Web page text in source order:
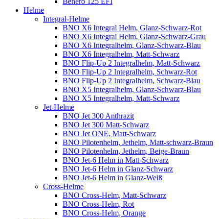
Helme
Integral-Helme
BNO X6 Integral Helm, Glanz-Schwarz-Rot
BNO X6 Integral Helm, Glanz-Schwarz-Grau
BNO X6 Integralhelm, Glanz-Schwarz-Blau
BNO X6 Integralhelm, Matt-Schwarz
BNO Flip-Up 2 Integralhelm, Matt-Schwarz
BNO Flip-Up 2 Integralhelm, Schwarz-Rot
BNO Flip-Up 2 Integralhelm, Schwarz-Blau
BNO X5 Integralhelm, Glanz-Schwarz-Blau
BNO X5 Integralhelm, Matt-Schwarz
Jet-Helme
BNO Jet 300 Anthrazit
BNO Jet 300 Matt-Schwarz
BNO Jet ONE, Matt-Schwarz
BNO Pilotenhelm, Jethelm, Matt-schwarz-Braun
BNO Pilotenhelm, Jethelm, Beige-Braun
BNO Jet-6 Helm in Matt-Schwarz
BNO Jet-6 Helm in Glanz-Schwarz
BNO Jet-6 Helm in Glanz-Weiß
Cross-Helme
BNO Cross-Helm, Matt-Schwarz
BNO Cross-Helm, Rot
BNO Cross-Helm, Orange